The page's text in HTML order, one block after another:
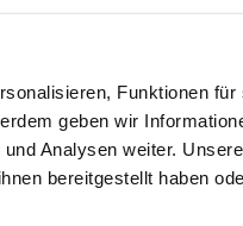
Funktionen
geben wir
Analysen weiter.
bereitgestellt haben